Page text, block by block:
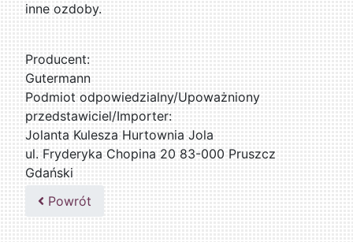
inne ozdoby.
Producent:
Gutermann
Podmiot odpowiedzialny/Upoważniony
przedstawiciel/Importer:
Jolanta Kulesza Hurtownia Jola
ul. Fryderyka Chopina 20 83-000 Pruszcz
Gdański
502047435
Powrót